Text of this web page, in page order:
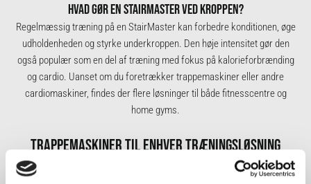
HVAD GØR EN STAIRMASTER VED KROPPEN?
Regelmæssig træning på en StairMaster kan forbedre konditionen, øge
udholdenheden og styrke underkroppen. Den høje intensitet gør den
også populær som en del af træning med fokus på kalorieforbrænding
og cardio. Uanset om du foretrækker trappemaskiner eller andre
cardiomaskiner, findes der flere løsninger til både fitnesscentre og
home gyms.
TRAPPEMASKINER TIL ENHVER TRÆNINGSLØSNING
Hos Fitness360 finder du trappemaskiner i høj kvalitet, der er designet
til
, træningscenteret, hoteller, virksomheder og meget